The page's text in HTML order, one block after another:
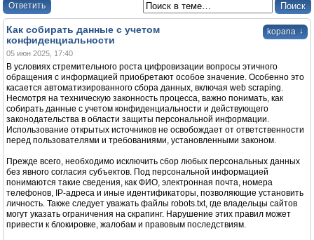
Ответить
kopana ↓
Как собирать данные с учетом
конфиденциальности
05 июн 2025, 17:40
В условиях стремительного роста цифровизации вопросы этичного
обращения с информацией приобретают особое значение. Особенно это
касается автоматизированного сбора данных, включая web scraping.
Несмотря на техническую законность процесса, важно понимать, как
собирать данные с учетом конфиденциальности и действующего
законодательства в области защиты персональной информации.
Использование открытых источников не освобождает от ответственности
перед пользователями и требованиями, установленными законом.
Прежде всего, необходимо исключить сбор любых персональных данных
без явного согласия субъектов. Под персональной информацией
понимаются такие сведения, как ФИО, электронная почта, номера
телефонов, IP-адреса и иные идентификаторы, позволяющие установить
личность. Также следует уважать файлы robots.txt, где владельцы сайтов
могут указать ограничения на скрапинг. Нарушение этих правил может
привести к блокировке, жалобам и правовым последствиям.